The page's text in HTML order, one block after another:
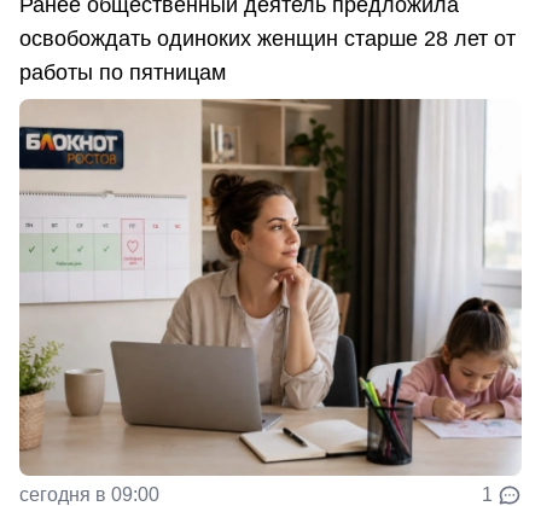
освобождать одиноких женщин старше 28 лет от
работы по пятницам
сегодня в 09:00 1